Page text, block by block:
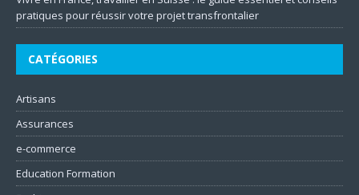
pratiques pour réussir votre projet transfrontalier
CATÉGORIES
Artisans
Assurances
e-commerce
Education Formation